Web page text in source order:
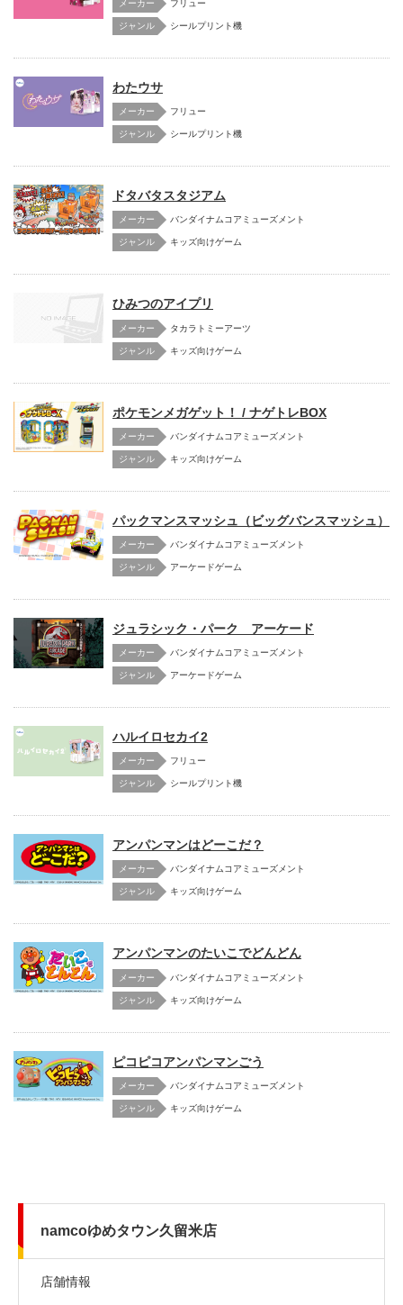
メーカー フリュー
シールプリント機
わたウサ
メーカー フリュー
シールプリント機
ドタバタスタジアム
メーカー バンダイナムコアミューズメント
キッズ向けゲーム
ひみつのアイプリ
メーカー タカラトミーアーツ
キッズ向けゲーム
ポケモンメガゲット！ / ナゲトレBOX
メーカー バンダイナムコアミューズメント
キッズ向けゲーム
パックマンスマッシュ（ビッグバンスマッシュ）
メーカー バンダイナムコアミューズメント
アーケードゲーム
ジュラシック・パーク アーケード
メーカー バンダイナムコアミューズメント
アーケードゲーム
ハルイロセカイ2
メーカー フリュー
シールプリント機
アンパンマンはどーこだ？
メーカー バンダイナムコアミューズメント
キッズ向けゲーム
アンパンマンのたいこでどんどん
メーカー バンダイナムコアミューズメント
キッズ向けゲーム
ピコピコアンパンマンごう
メーカー バンダイナムコアミューズメント
キッズ向けゲーム
namcoゆめタウン久留米店
店舗情報